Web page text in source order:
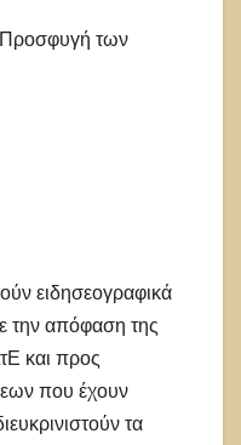
Προσφυγή των
ειδησεογραφικά
την απόφαση της
και προς
που έχουν
τα